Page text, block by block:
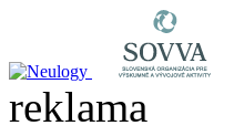
reklama